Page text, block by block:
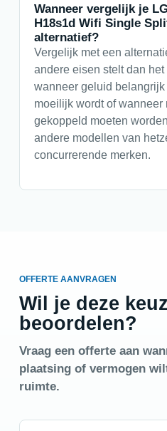
Wanneer vergelijk je
H18s1d Wifi Single
alternatief?
Vergelijk met een
andere eisen stelt dan
wanneer geluid
moeilijk wordt of wanneer
gekoppeld moeten
andere modellen van
concurrerende merken.
OFFERTE AANVRAGEN
Wil je deze
beoordelen?
Vraag een offerte aan
plaatsing of vermogen
ruimte.